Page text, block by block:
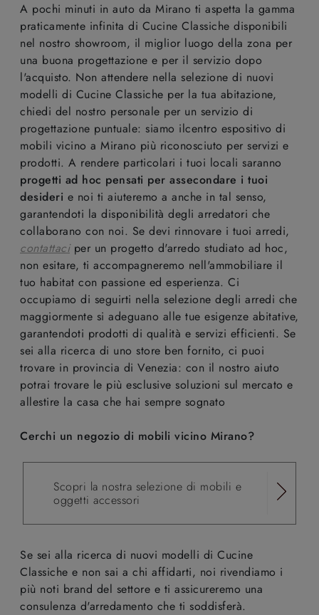
A pochi minuti in auto da Mirano ti aspetta la gamma
praticamente infinita di Cucine Classiche disponibili
nel nostro showroom, il miglior luogo della zona per
una buona progettazione e per il servizio dopo
l'acquisto. Non attendere nella selezione di nuovi
modelli di Cucine Classiche per la tua abitazione,
chiedi del nostro personale per un servizio di
progettazione puntuale: siamo ilcentro espositivo di
mobili vicino a Mirano più riconosciuto per servizi e
prodotti. A rendere particolari i tuoi locali saranno
progetti ad hoc pensati per assecondare i tuoi
desideri e noi ti aiuteremo a anche in tal senso,
garantendoti la disponibilità degli arredatori che
collaborano con noi. Se devi rinnovare i tuoi arredi,
contattaciper un progetto d'arredo studiato ad hoc,
non esitare, ti accompagneremo nell'ammobiliare il
tuo habitat con passione ed esperienza. Ci
occupiamo di seguirti nella selezione degli arredi che
maggiormente si adeguano alle tue esigenze abitative,
garantendoti prodotti di qualità e servizi efficienti. Se
sei alla ricerca di uno store ben fornito, ci puoi
trovare in provincia di Venezia: con il nostro aiuto
potrai trovare le più esclusive soluzioni sul mercato e
allestire la casa che hai sempre sognato
Cerchi un negozio di mobili vicino Mirano?
Scopri la nostra selezione di mobili e
oggetti accessori
Se sei alla ricerca di nuovi modelli di Cucine
Classiche e non sai a chi affidarti, noi rivendiamo i
più noti brand del settore e ti assicureremo una
consulenza d'arredamento che ti soddisferà.